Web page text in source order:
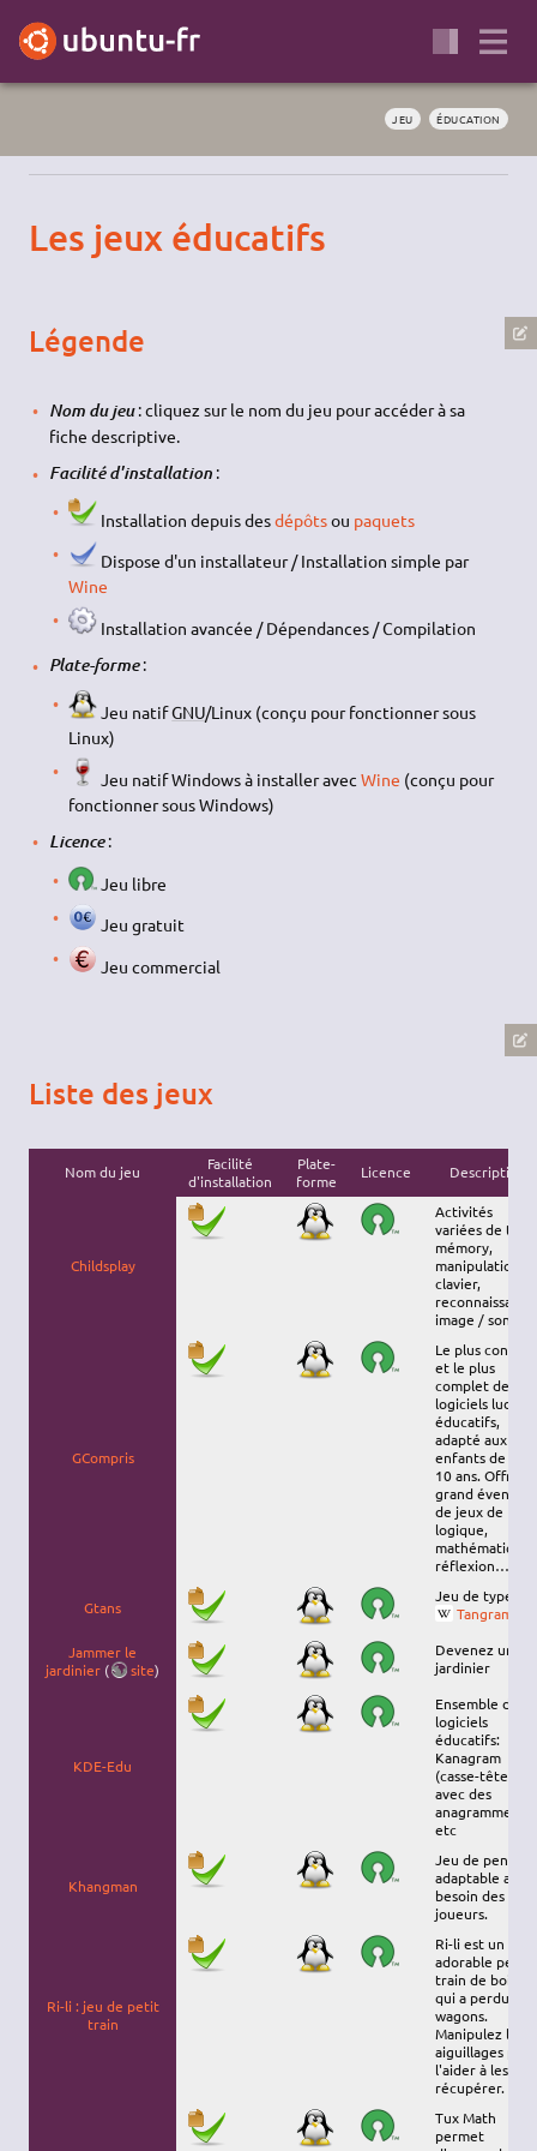
JEU ÉDUCATION
Les jeux éducatifs
Légende
Nom du jeu: cliquez sur le nom du jeu pour accéder à sa
fiche descriptive.
Facilité d'installation:
Installation depuis desdépôtsou paquets
Dispose d'un installateur / Installation simple par
Wine
Installation avancée / Dépendances / Compilation
Plate-forme:
Jeu natifGNU/Linux (conçu pour fonctionner sous
Linux)
Jeu natif Windows à installer avecWine (conçu pour
fonctionner sous Windows)
Licence:
Jeu libre
Jeu gratuit
Jeu commercial
Liste des jeux
Nom du jeu
Facilité
d'installation
Plate-
forme
Licence Description
Childsplay
Activités
variées de type
mémory,
manipulation
clavier,
reconnaissance
image / son…
GCompris
Le plus connu
et le plus
complet des
logiciels ludo-
éducatifs,
adapté aux
enfants de 2 à
10 ans. Offre
grand éventail
de jeux de
logique,
réflexion…
Gtans
Jeu de type
Tangram
Jammer le
jardinier ( site)
Devenez un
jardinier
KDE-Edu
Ensemble de
logiciels
éducatifs:
Kanagram
(casse-têtes
avec des
anagrammes),
etc
Khangman
Jeu de pendu,
adaptable au
besoin des
joueurs.
Ri-li : jeu de petit
train
Ri-li est un
adorable petit
train de bois,
qui a perdu ses
wagons.
Manipulez les
aiguillages
l'aider à les
récupérer.
Tux Math
permet